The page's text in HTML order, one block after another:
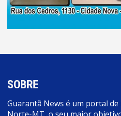
SOBRE
Guarantã News é um portal